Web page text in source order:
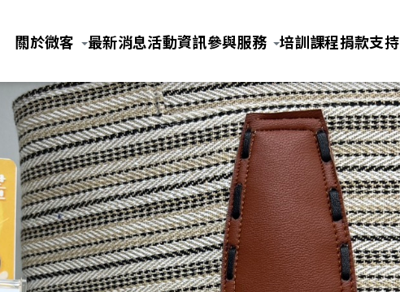
關於微客
最新消息活動資訊參與服務 培訓課程捐款支持